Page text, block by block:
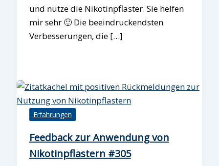
und nutze die Nikotinpflaster. Sie helfen
mir sehr 🙂 Die beeindruckendsten
Verbesserungen, die […]
Erfahrungen
Feedback zur Anwendung von
Nikotinpflastern #305